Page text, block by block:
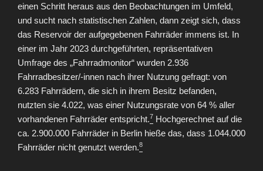
einen Schritt heraus aus den Beobachtungen im Umfeld,
und sucht nach statistischen Zahlen, dann zeigt sich, dass
das Reservoir der aufgegebenen Fahrräder immens ist. In
einer im Jahr 2023 durchgeführten, repräsentativen
Umfrage des „Fahrradmonitor“ wurden 2.936
Fahrradbesitzer/-innen nach ihrer Nutzung gefragt: von
6.283 Fahrrädern, die sich in ihrem Besitz befanden,
nutzten sie 4.022, was einer Nutzungsrate von 64 % aller
vorhandenen Fahrräder entspricht.7 Hochgerechnet auf die
ca. 2.900.000 Fahrräder in Berlin hieße das, dass 1.044.000
Fahrräder nicht genutzt werden.8